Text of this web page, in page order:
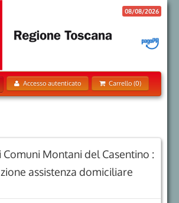
08/08/2026
Accesso autenticato Carrello (0)
Comuni Montani del Casentino :
assistenza domiciliare